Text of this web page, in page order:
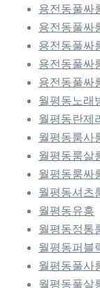
용전동풀싸
용전동풀싸
용전동풀싸
용전동풀싸
용전동풀싸
월평동노래
월평동란제
월평동룸사
월평동룸살
월평동룸싸
월평동셔츠
월평동유흥
월평동정통
월평동퍼블
월평동풀사
월평동풀살